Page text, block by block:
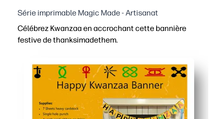
Série imprimable Magic Made - Artisanat
Célébrez Kwanzaa en accrochant cette bannière
festive de thanksimadethem.
Décoration à imprimer et à suspendre : découpez,
Fait participer les enfants : le découpage et
Flexible pour n'importe quel espace : parfait pour la
Prêt à être réimprimé et durable : imprimez les